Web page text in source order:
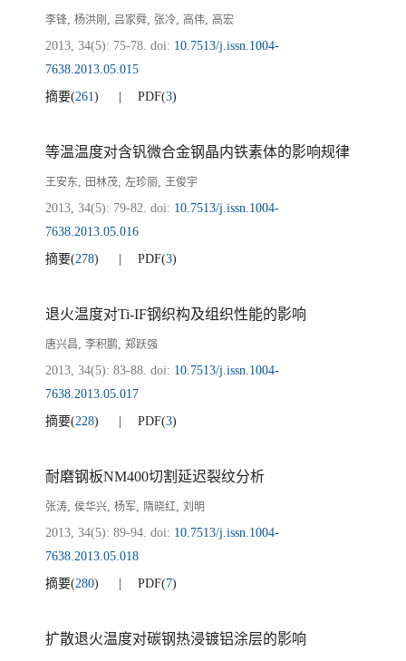
李锋, 杨洪刚 , 吕家舜, 张冷, 高伟, 高宏
2013, 34(5): 75-78. doi: 10.7513/j.issn.1004-
7638.2013.05.015
摘要(261) PDF(3)
等温温度对含钒微合金钢晶内铁素体的影响规律
王安东, 田林茂, 左珍丽, 王俊宇
2013, 34(5): 79-82. doi: 10.7513/j.issn.1004-
7638.2013.05.016
摘要(278) PDF(3)
退火温度对Ti-IF钢织构及组织性能的影响
唐兴昌, 李积鹏, 郑跃强
2013, 34(5): 83-88. doi: 10.7513/j.issn.1004-
7638.2013.05.017
摘要(228) PDF(3)
耐磨钢板NM400切割延迟裂纹分析
张涛, 侯华兴, 杨军, 隋晓红, 刘明
2013, 34(5): 89-94. doi: 10.7513/j.issn.1004-
7638.2013.05.018
摘要(280) PDF(7)
扩散退火温度对碳钢热浸镀铝涂层的影响